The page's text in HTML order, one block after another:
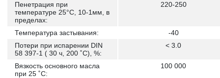
Пенетрация при
температуре 25°С, 10-1мм, в
пределах:
220-250
Температура застывания:
-40
Потери при испарении DIN
58 397-1 ( 30 ч, 200 ˚C), %:
< 3.0
Вязкость основного масла
при 25 ˚С:
100 000